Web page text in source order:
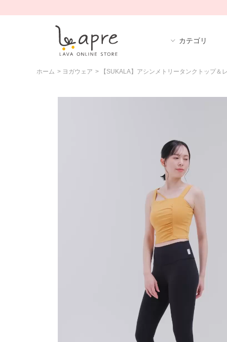
カテゴリ
ホーム > ヨガウェア > 【SUKALA】アシンメトリータンクトップ＆